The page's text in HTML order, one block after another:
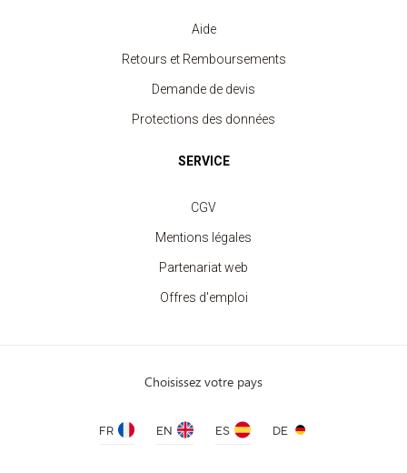
Aide
Retours et Remboursements
Demande de devis
Protections des données
SERVICE
CGV
Mentions légales
Partenariat web
Offres d'emploi
Choisissez votre pays
FR EN ES DE